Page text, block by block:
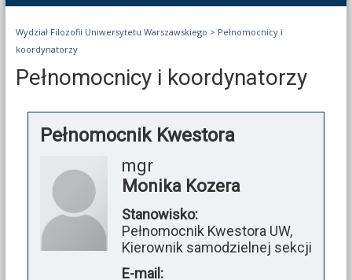
Wydział Filozofii Uniwersytetu Warszawskiego > Pełnomocnicy i
koordynatorzy
Pełnomocnicy i koordynatorzy
Pełnomocnik Kwestora
mgr
Monika Kozera
Stanowisko:
Pełnomocnik Kwestora UW,
Kierownik samodzielnej sekcji
E-mail: